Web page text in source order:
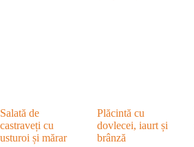
Salată de
castraveți cu
usturoi și mărar
Plăcintă cu
dovlecei, iaurt și
brânză